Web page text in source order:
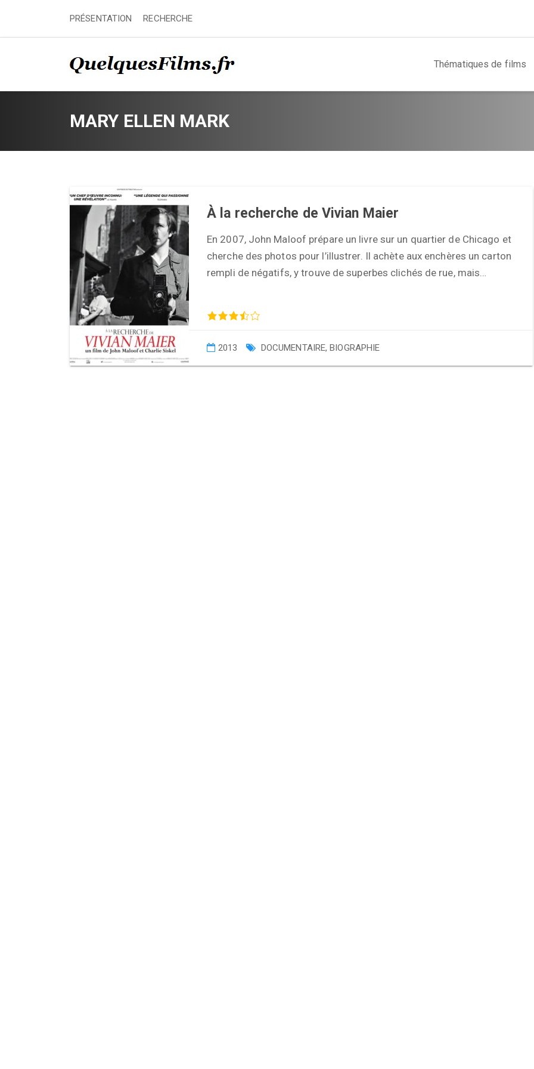
PRÉSENTATION RECHERCHE
Thématiques de films
MARY ELLEN MARK
À la recherche de Vivian Maier
En 2007, John Maloof prépare un livre sur un quartier de Chicago et
cherche des photos pour l’illustrer. Il achète aux enchères un carton
rempli de négatifs, y trouve de superbes clichés de rue, mais…
2013 DOCUMENTAIRE,BIOGRAPHIE